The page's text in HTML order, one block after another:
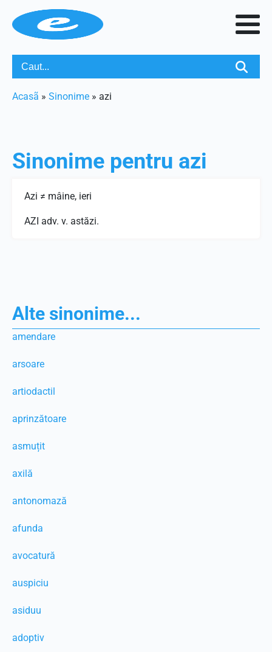
Acasã » Sinonime » azi
Sinonime pentru azi
Azi ≠ mâine, ieri
AZI adv. v. astăzi.
Alte sinonime...
amendare
arsoare
artiodactil
aprinzătoare
asmuțit
axilă
antonomază
afunda
avocatură
auspiciu
asiduu
adoptiv